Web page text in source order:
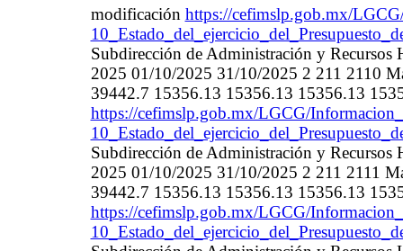
modificación https://cefimslp.gob.mx/
Subdirección de Administración y
2025 01/10/2025 31/10/2025 2 211 2110
39442.7 15356.13 15356.13 15356.13
https://cefimslp.gob.mx/LGCG/
Subdirección de Administración y
2025 01/10/2025 31/10/2025 2 211 2111
39442.7 15356.13 15356.13 15356.13
https://cefimslp.gob.mx/LGCG/